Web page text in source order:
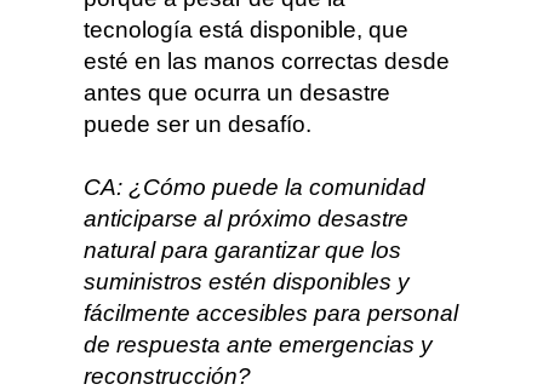
tecnología está disponible, que
esté en las manos correctas desde
antes que ocurra un desastre
puede ser un desafío.
CA: ¿Cómo puede la comunidad
anticiparse al próximo desastre
natural para garantizar que los
suministros estén disponibles y
fácilmente accesibles para personal
de respuesta ante emergencias y
reconstrucción?